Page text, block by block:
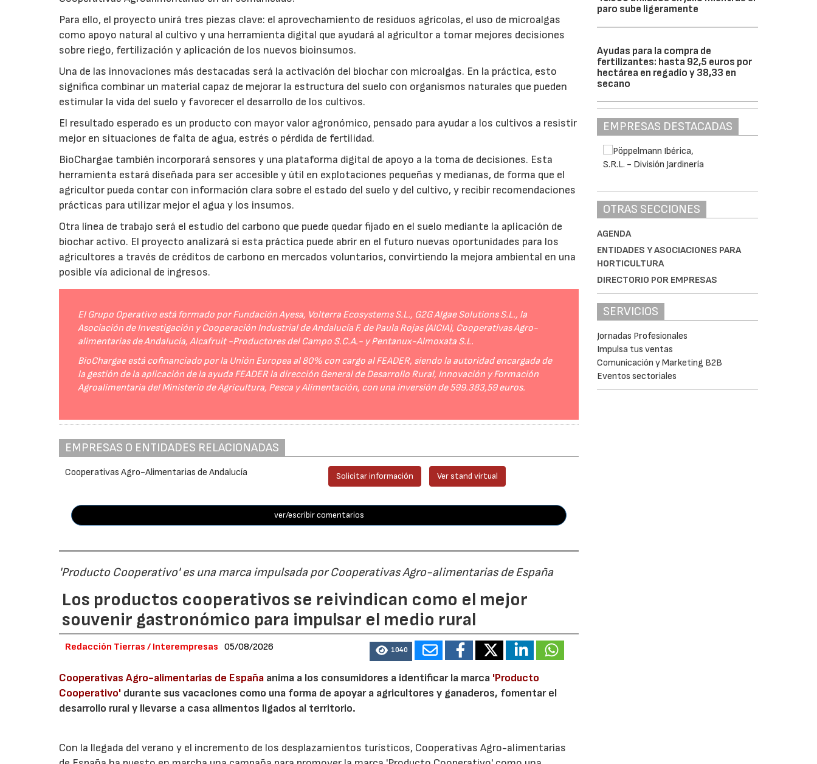
Para ello, el proyecto unirá tres piezas clave: el aprovechamiento de residuos agrícolas, el uso de microalgas
como apoyo natural al cultivo y una herramienta digital que ayudará al agricultor a tomar mejores decisiones
sobre riego, fertilización y aplicación de los nuevos bioinsumos.
Una de las innovaciones más destacadas será la activación del biochar con microalgas. En la práctica, esto
significa combinar un material capaz de mejorar la estructura del suelo con organismos naturales que pueden
estimular la vida del suelo y favorecer el desarrollo de los cultivos.
El resultado esperado es un producto con mayor valor agronómico, pensado para ayudar a los cultivos a resistir
mejor en situaciones de falta de agua, estrés o pérdida de fertilidad.
BioChargae también incorporará sensores y una plataforma digital de apoyo a la toma de decisiones. Esta
herramienta estará diseñada para ser accesible y útil en explotaciones pequeñas y medianas, de forma que el
agricultor pueda contar con información clara sobre el estado del suelo y del cultivo, y recibir recomendaciones
prácticas para utilizar mejor el agua y los insumos.
Otra línea de trabajo será el estudio del carbono que puede quedar fijado en el suelo mediante la aplicación de
biochar activo. El proyecto analizará si esta práctica puede abrir en el futuro nuevas oportunidades para los
agricultores a través de créditos de carbono en mercados voluntarios, convirtiendo la mejora ambiental en una
posible vía adicional de ingresos.
El Grupo Operativo está formado por Fundación Ayesa, Volterra Ecosystems S.L., G2G Algae Solutions S.L., la
Asociación de Investigación y Cooperación Industrial de Andalucía F. de Paula Rojas (AICIA), Cooperativas Agro-
alimentarias de Andalucía, Alcafruit -Productores del Campo S.C.A.- y Pentanux-Almoxata S.L.
BioChargae está cofinanciado por la Unión Europea al 80% con cargo al FEADER, siendo la autoridad encargada de
la gestión de la aplicación de la ayuda FEADER la dirección General de Desarrollo Rural, Innovación y Formación
Agroalimentaria del Ministerio de Agricultura, Pesca y Alimentación, con una inversión de 599.383,59 euros.
EMPRESAS O ENTIDADES RELACIONADAS
Cooperativas Agro-Alimentarias de Andalucía Solicitar información Ver stand virtual
ver/escribir comentarios
'Producto Cooperativo' es una marca impulsada por Cooperativas Agro-alimentarias de España
Los productos cooperativos se reivindican como el mejor
souvenir gastronómico para impulsar el medio rural
Redacción Tierras / Interempresas 05/08/2026 1040
Cooperativas Agro-alimentarias de España anima a los consumidores a identificar la marca 'Producto
Cooperativo' durante sus vacaciones como una forma de apoyar a agricultores y ganaderos, fomentar el
desarrollo rural y llevarse a casa alimentos ligados al territorio.
Con la llegada del verano y el incremento de los desplazamientos turísticos, Cooperativas Agro-alimentarias
paro sube ligeramente
Ayudas para la compra de
fertilizantes: hasta 92,5 euros por
hectárea en regadío y 38,33 en
secano
EMPRESAS DESTACADAS
OTRAS SECCIONES
AGENDA
ENTIDADES Y ASOCIACIONES PARA
HORTICULTURA
DIRECTORIO POR EMPRESAS
SERVICIOS
Jornadas Profesionales
Impulsa tus ventas
Comunicación y Marketing B2B
Eventos sectoriales